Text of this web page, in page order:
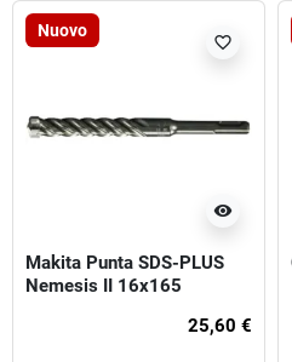
Nuovo
visibility
favorite_border
Makita Punta SDS-PLUS
Nemesis II 16x165
25,60 €